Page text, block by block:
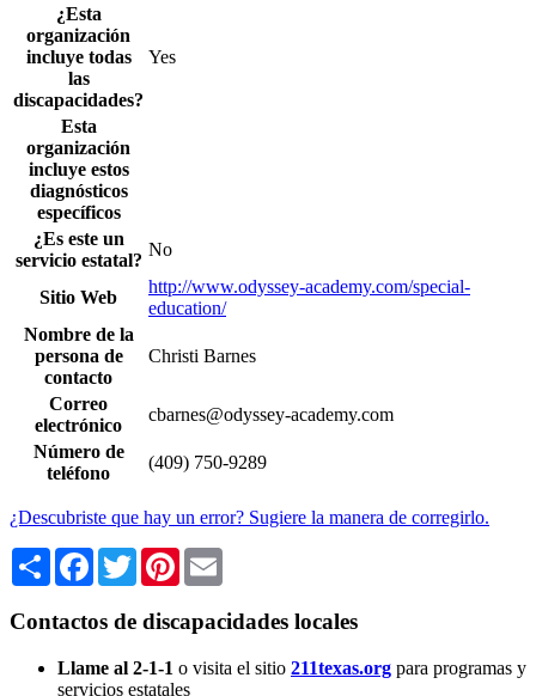
¿Esta
organización
incluye todas
las
discapacidades?
Yes
Esta
organización
incluye estos
diagnósticos
específicos
¿Es este un
servicio estatal?
No
Sitio Web
http://www.odyssey-academy.com/special-
education/
Nombre de la
persona de
contacto
Christi Barnes
Correo
electrónico
cbarnes@odyssey-academy.com
Número de
teléfono
(409) 750-9289
¿Descubriste que hay un error? Sugiere la manera de corregirlo.
Share Facebook
TwitterPinterest
Contactos de discapacidades locales
Llame al 2-1-1 o visita el sitio 211texas.org para programas y
servicios estatales